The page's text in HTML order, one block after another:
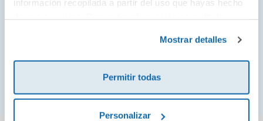
información recopilada a partir del uso que hayas hecho
Mostrar detalles
Permitir todas
Personalizar
completa.
¡Ver todo!